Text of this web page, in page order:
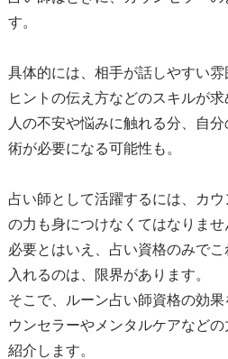
す。
具体的には、相手が話しやすい雰
ヒントの伝え方などのスキルが求
人の不安や悩みに触れる分、自
術が必要になる可能性も。
占い師として活躍するには、カ
の力も身につけなくてはなりませ
必要とはいえ、占い資格のみで
入れるのは、限界があります。
そこで、ルーン占い師資格の効
ウンセラーやメンタルケアなど
紹介します。